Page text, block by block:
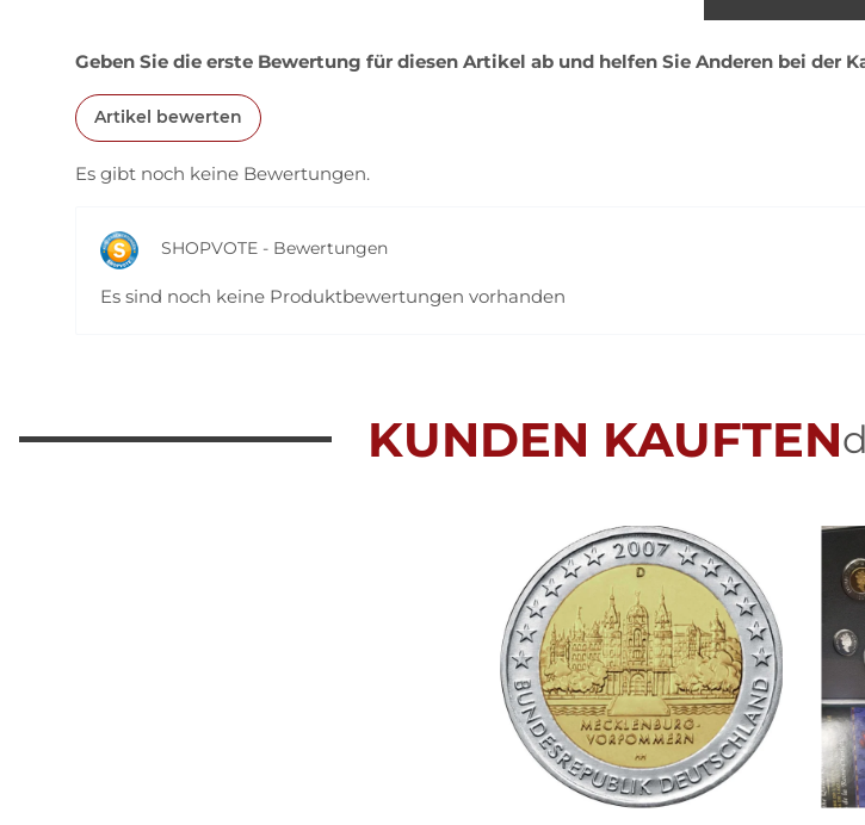
Geben Sie die erste Bewertung für diesen Artikel ab und helfen Sie Anderen bei der
Artikel bewerten
Es gibt noch keine Bewertungen.
SHOPVOTE - Bewertungen
Es sind noch keine Produktbewertungen vorhanden
KUNDEN KAUFTEN